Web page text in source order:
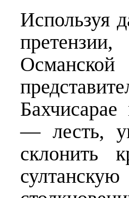
Используя
— лесть,
склонить